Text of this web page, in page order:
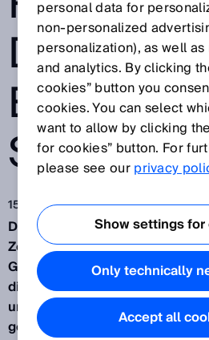
DER
15.11.2022
Die Wellen schlagen hoch –
Zeiten. Und auch in der
Gegenwind zu spüren. So hat
die Reduzierung von
und Zulieferindustrie vor neue
gestellt. Gut, wenn es da
personal data for
non‑personalized
personalization), as well
and analytics. By clicking
cookies” button you
cookies. You can select
want to allow by clicking
for cookies” button. For
please see ourprivacy
Show settings
Only technically
Accept all